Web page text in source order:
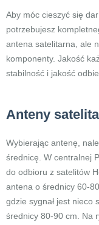
Aby móc cieszyć się
potrzebujesz
antena satelitarna, ale
komponenty. Jakość
stabilność i jakość
Anteny
Wybierając antenę,
średnicę. W centralnej
do odbioru z satelitów
antena o średnicy 60-
gdzie sygnał jest nieco
średnicy 80-90 cm. Na